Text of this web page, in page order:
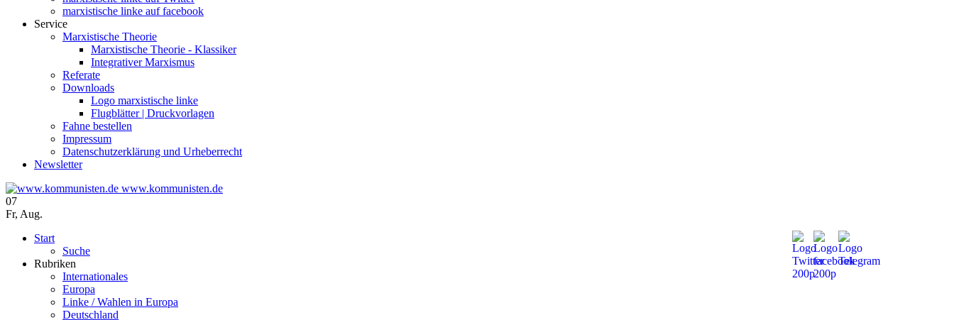
marxistische linke auf facebook
Service
Marxistische Theorie
Marxistische Theorie - Klassiker
Integrativer Marxismus
Referate
Downloads
Logo marxistische linke
Flugblätter | Druckvorlagen
Fahne bestellen
Impressum
Datenschutzerklärung und Urheberrecht
Newsletter
www.kommunisten.de
07
Fr, Aug.
Start
Suche
Rubriken
Internationales
Europa
Linke / Wahlen in Europa
Deutschland